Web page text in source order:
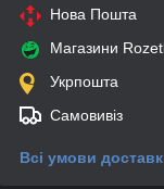
Нова Пошта
Магазини
Укрпошта
Самовивіз
Всі умови